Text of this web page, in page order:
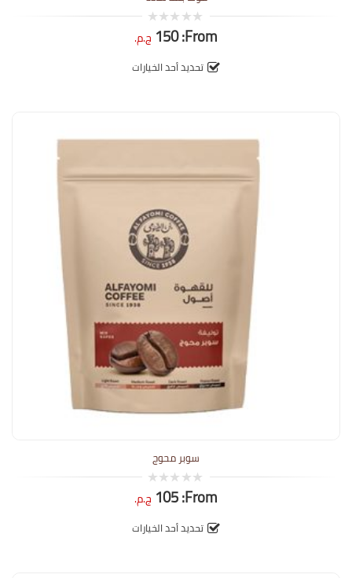
0
out
5
From:
150 ج.م.
تحديد أحد الخيارات
سوبر محوج
0
out
5
From:
105 ج.م.
تحديد أحد الخيارات